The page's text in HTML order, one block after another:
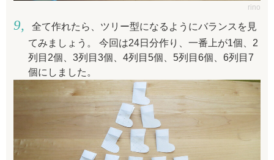
rino
全て作れたら、ツリー型になるようにバランスを見
てみましょう。 今回は24日分作り、一番上が1個、2
列目2個、3列目3個、4列目5個、5列目6個、6列目7
個にしました。